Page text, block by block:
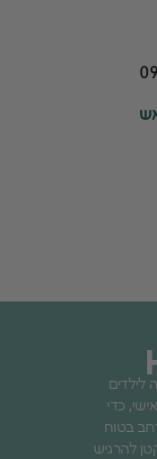
לילדים
כדי
בטוח
להרגיש